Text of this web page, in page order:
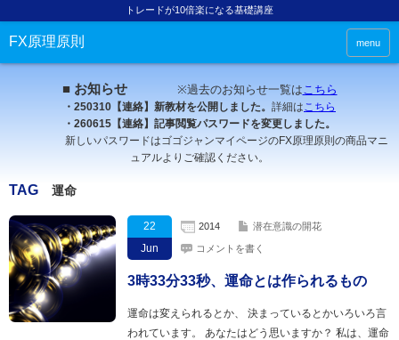
トレードが10倍楽になる基礎講座
FX原理原則 menu
■ お知らせ ※過去のお知らせ一覧はこちら
・250310【連絡】新教材を公開しました。 詳細はこちら
・260615【連絡】記事閲覧パスワードを変更しました。
新しいパスワードはゴゴジャンマイページのFX原理原則の商品マニ
ュアルよりご確認ください。
TAG 運命
22
Jun
2014 潜在意識の開花
コメントを書く
3時33分33秒、運命とは作られるもの
運命は変えられるとか、 決まっているとかいろいろ言
われています。 あなたはどう思いますか？ 私は、運命